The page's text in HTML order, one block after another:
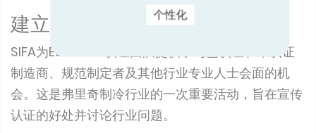
建立关系
SIFA为Eurovent认证团队提供了与已认证和未认证
制造商、规范制定者及其他行业专业人士会面的机
会。这是弗里奇制冷行业的一次重要活动，旨在宣传
认证的好处并讨论行业问题。
个性化